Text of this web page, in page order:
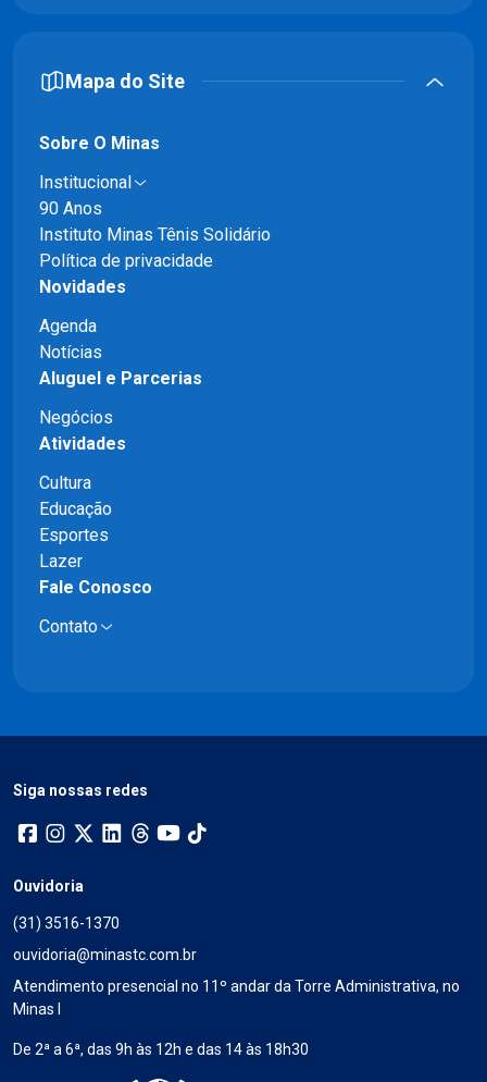
Mapa do Site
Sobre O Minas
Institucional
90 Anos
Instituto Minas Tênis Solidário
Política de privacidade
Novidades
Agenda
Notícias
Aluguel e Parcerias
Negócios
Atividades
Cultura
Educação
Esportes
Lazer
Fale Conosco
Contato
Siga nossas redes
Ouvidoria
(31) 3516-1370
ouvidoria@minastc.com.br
Atendimento presencial no 11º andar da Torre Administrativa, no
Minas I
De 2ª a 6ª, das 9h às 12h e das 14 às 18h30